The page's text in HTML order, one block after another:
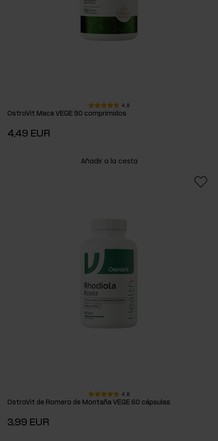
4.8
OstroVit Maca VEGE 90 comprimidos
4,49 EUR
Añadir a la cesta
4.8
OstroVit de Romero de Montaña VEGE 60 cápsulas
3,99 EUR